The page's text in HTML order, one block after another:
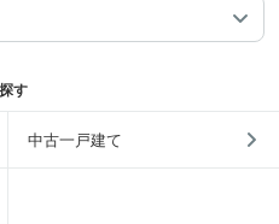
す
中古一戸建て